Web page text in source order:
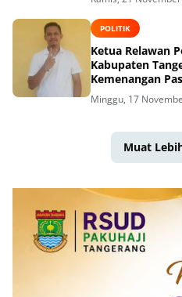
POLITIK
Ketua Relawan
Kabupaten
Kemenangan
Minggu, 17
Muat